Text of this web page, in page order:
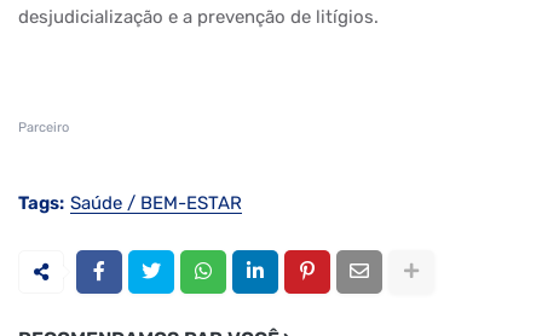
desjudicialização e a prevenção de litígios.
Parceiro
Tags: Saúde / BEM-ESTAR